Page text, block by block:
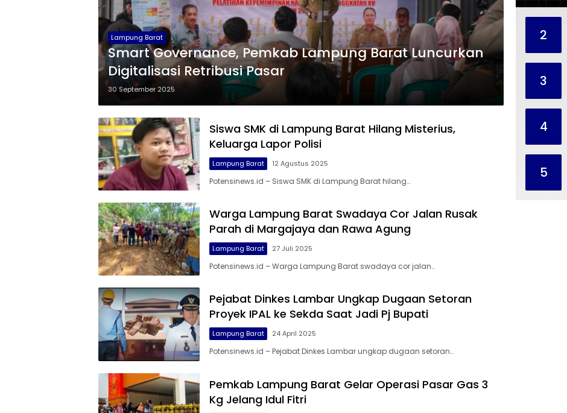
Lampung Barat
Smart Governance, Pemkab Lampung Barat Luncurkan
Digitalisasi Retribusi Pasar
30 September 2025
Siswa SMK di Lampung Barat Hilang Misterius,
Keluarga Lapor Polisi
Lampung Barat 12 Agustus 2025
Potensinews.id – Siswa SMK di Lampung Barat hilang…
Warga Lampung Barat Swadaya Cor Jalan Rusak
Parah di Margajaya dan Rawa Agung
Lampung Barat 27 Juli 2025
Potensinews.id – Warga Lampung Barat swadaya cor jalan…
Pejabat Dinkes Lambar Ungkap Dugaan Setoran
Proyek IPAL ke Sekda Saat Jadi Pj Bupati
Lampung Barat 24 April 2025
Potensinews.id – Pejabat Dinkes Lambar ungkap dugaan setoran…
Pemkab Lampung Barat Gelar Operasi Pasar Gas 3
Kg Jelang Idul Fitri
2
3
4
5